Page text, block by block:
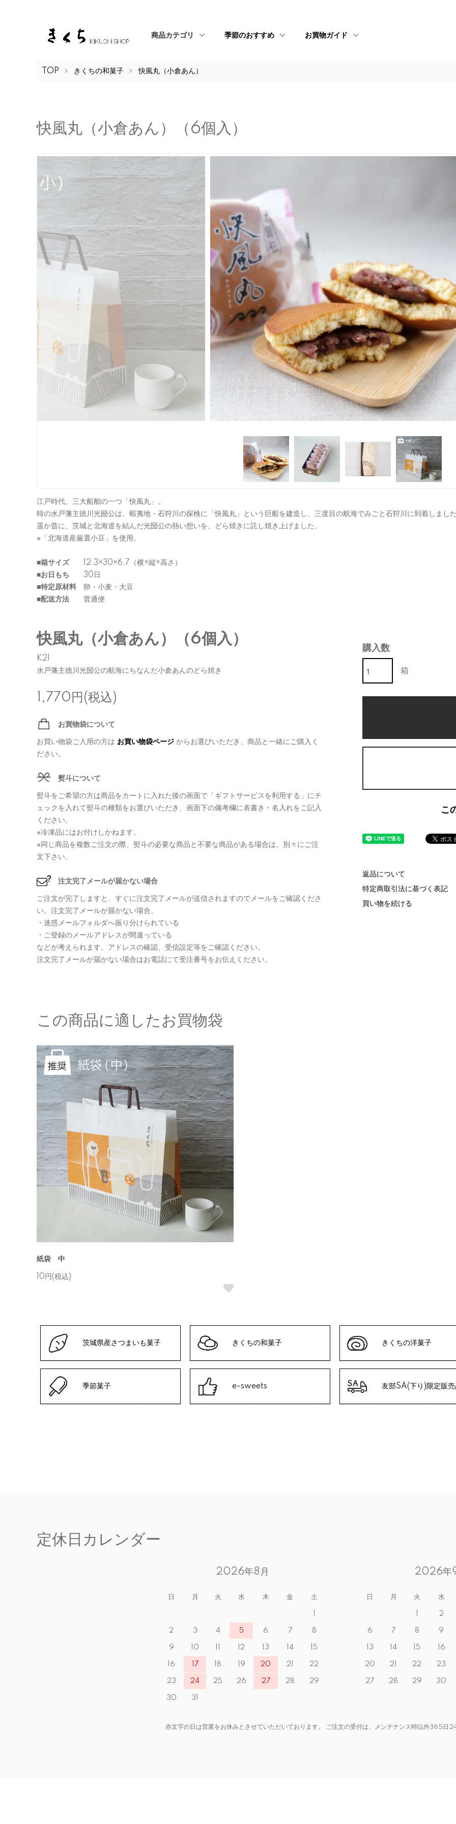
商品カテゴリ 季節のおすすめ お買物ガイド
TOP きくちの和菓子 快風丸（小倉あん）
快風丸（小倉あん）（6個入）
江戸時代、三大船舶の一つ「快風丸」。
時の水戸藩主徳川光圀公は、蝦夷地・石狩川の探検に「快風丸」という巨船を建造し、三度目の航海でみごと石狩川に到着しまし
遥か昔に、茨城と北海道を結んだ光圀公の熱い想いを、どら焼きに託し焼き上げました。
※「北海道産厳選小豆」を使用。
■箱サイズ12.3×30×6.7（横×縦×高さ）
■お日もち 30日
■特定原材料 卵・小麦・大豆
■配送方法 普通便
快風丸（小倉あん）（6個入）
K21
水戸藩主徳川光圀公の航海にちなんだ小倉あんのどら焼き
1,770円(税込)
お買物袋について
お買い物袋ご入用の方は お買い物袋ページ からお選びいただき、商品と一緒にご購入く
ださい。
熨斗について
熨斗をご希望の方は商品をカートに入れた後の画面で「ギフトサービスを利用する」にチ
ェックを入れて熨斗の種類をお選びいただき、画面下の備考欄に表書き・名入れをご記入
ください。
※冷凍品にはお付けしかねます。
※同じ商品を複数ご注文の際、熨斗の必要な商品と不要な商品がある場合は、別々にご注
文下さい。
注文完了メールが届かない場合
ご注文が完了しますと、すぐに注文完了メールが送信されますのでメールをご確認くださ
い。注文完了メールが届かない場合、
・迷惑メールフォルダへ振り分けられている
・ご登録のメールアドレスが間違っている
などが考えられます。アドレスの確認、受信設定等をご確認ください。
注文完了メールが届かない場合はお電話にて受注番号をお伝えください。
購入数
箱
こ
返品について
特定商取引法に基づく表記
買い物を続ける
この商品に適したお買物袋
紙袋 中
10円(税込)
茨城県産さつまいも菓子 きくちの和菓子 きくちの洋菓子
季節菓子 e-sweets 友部SA(下り)限定販
定休日カレンダー
2026年8月
日 月 火 水 木 金 土
2 3 4 5 6 7 8
9 10 12 13 14 15
16 17 18 19 20 21 22
23 24 25 26 27 28 29
30 31
2026年
日 月 火 水
2
6 7 8 9
13 14 15 16
20 21 22 23
27 28 29 30
赤文字の日は営業をお休みとさせていただいております。 ご注文の受付は、メンテナンス時以外365日